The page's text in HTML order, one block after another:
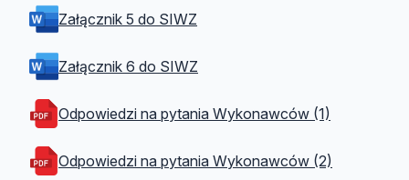
Załącznik 5 do SIWZ
Załącznik 6 do SIWZ
Odpowiedzi na pytania Wykonawców (1)
Odpowiedzi na pytania Wykonawców (2)